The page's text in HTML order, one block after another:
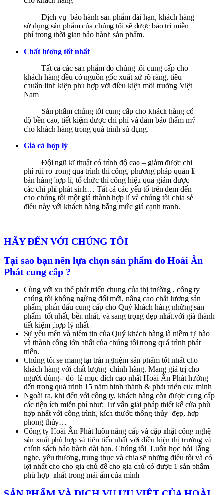
Dịch vụ bảo hành sản phẩm dài hạn, khách hàng
sử dụng sản phẩm của chúng tôi sẽ được bảo trì miễn
phí trong thời gian bảo hành sản phẩm.
Chất lượng tốt nhất
Tất cả các sản phẩm do chúng tôi cung cấp cho
khách hàng đều có nguồn gốc xuất xứ rõ ràng, tiêu
chuẩn linh kiện phù hợp với điều kiện môi trường Việt
Nam
Sản phẩm chúng tôi cung cấp cho khách hàng có
độ bền cao, tiết kiệm được chi phí và đảm bảo thẩm mỹ
cho khách hàng trong quá trình sủ dụng.
Giá cả hợp lý
Đội ngũ kĩ thuật có trình độ cao – giảm được chi
phí rủi ro trong quá trình thi công, phương pháp quản lí
bán hàng hợp lí, tổ chức thi công hiệu quả giảm được
các chi phí phát sinh… Tất cả các yếu tố trên đem đến
cho chúng tôi một giá thành hợp lí và chúng tôi chia sẻ
điều này với khách hàng bằng mức giá cạnh tranh.
HÃY ĐẾN VỚI CHÚNG TÔI
Tại sao bạn nên lựa chọn sản phẩm do Hoài Ân
Phát cung cấp ?
Cùng với xu thế phát triển chung của thị trường , công ty
chúng tôi không ngừng đổi mới, nâng cao chất lượng sản
phẩm, phấn đấu cung cấp cho Quý khách hàng những sản
phẩm tốt nhất, bền nhất, và sang trọng đẹp nhất.với giá thành
tiết kiệm ,hợp lý nhất
Sự yêu mến và niềm tin của Quý khách hàng là niềm tự hào
và thành công lớn nhất của chúng tôi trong quá trình phát
triển.
Chúng tôi sẽ mang lại trải nghiệm sản phẩm tốt nhất cho
khách hàng với chất lượng chính hãng. Mang giá trị cho
người dùng- đó là mục đích cao nhất Hoài Ân Phát hướng
đến trong quá trình 15 năm hình thành & phát triển của mình
Ngoài ra, khi đến với công ty, khách hàng còn được cung cấp
các tiện ích miễn phí như: Tư vấn giải pháp thiết kế cửa phù
hợp nhất với công trình, kích thước thông thủy đẹp, hợp
phong thủy…
Công ty Hoài Ân Phát luôn nâng cấp và cập nhật công nghệ
sản xuất phù hợp và tiên tiến nhất với điều kiện thị trường và
chính sách bảo hành dài hạn. Chúng tôi Luôn học hỏi, lắng
nghe, yêu thương, trung thực và chia sẽ những điều tốt và có
lợi nhất cho cho gia chủ để cho gia chủ có được 1 sản phẩm
phù hợp nhất trong mái ấm của mình